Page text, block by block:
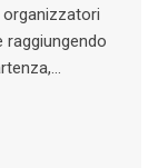
raggiungendo